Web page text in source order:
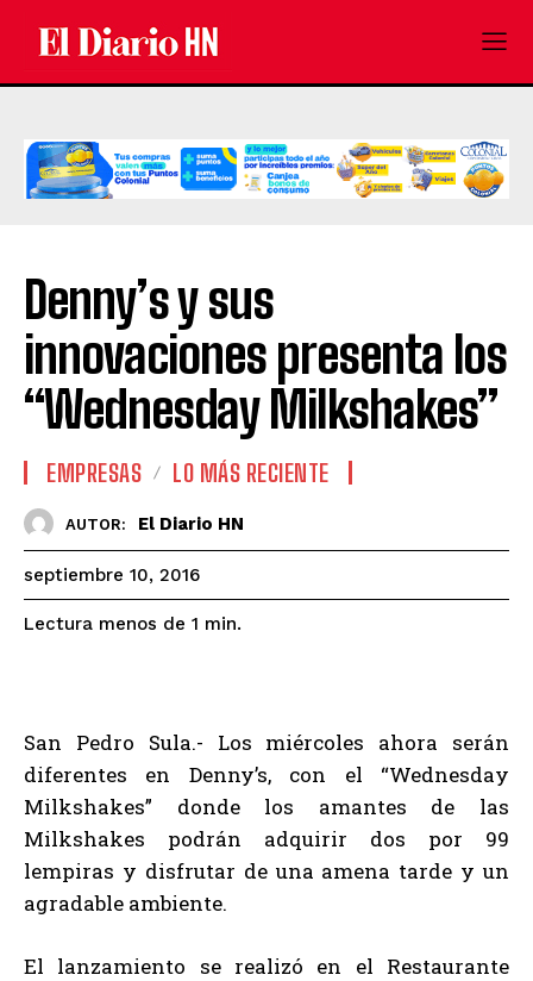
Denny’s y sus
innovaciones presenta los
“Wednesday Milkshakes”
EMPRESAS LO MÁS RECIENTE
AUTOR: El Diario HN
septiembre 10, 2016
Lectura menos de 1 min.
San Pedro Sula.- Los miércoles ahora serán
diferentes en Denny’s, con el “Wednesday
Milkshakes” donde los amantes de las
Milkshakes podrán adquirir dos por 99
lempiras y disfrutar de una amena tarde y un
agradable ambiente.
El lanzamiento se realizó en el Restaurante